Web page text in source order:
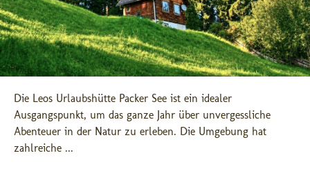
Die Leos Urlaubshütte Packer See ist ein idealer
Ausgangspunkt, um das ganze Jahr über unvergessliche
Abenteuer in der Natur zu erleben. Die Umgebung hat
zahlreiche ...